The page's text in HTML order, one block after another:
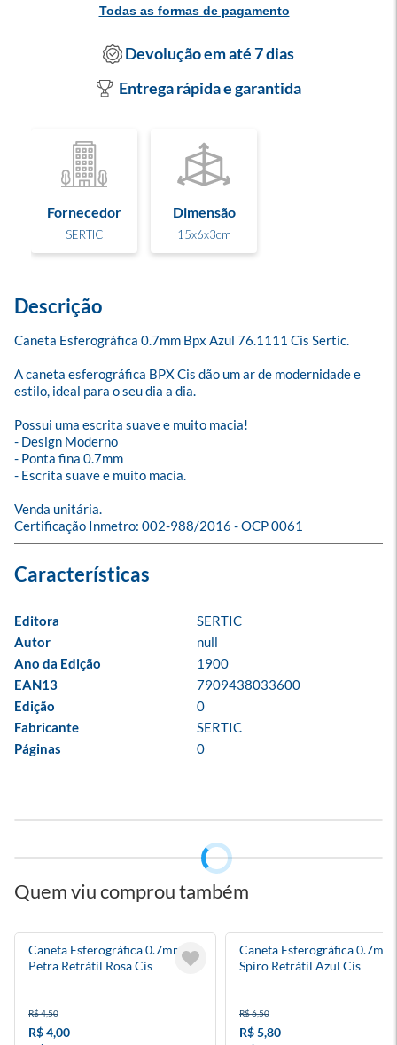
Todas as formas de pagamento
Devolução em até 7 dias
Entrega rápida e garantida
Fornecedor
SERTIC
Dimensão
15x6x3cm
Descrição
Caneta Esferográfica 0.7mm Bpx Azul 76.1111 Cis Sertic.
A caneta esferográfica BPX Cis dão um ar de modernidade e
estilo, ideal para o seu dia a dia.
Possui uma escrita suave e muito macia!
- Design Moderno
- Ponta fina 0.7mm
- Escrita suave e muito macia.
Venda unitária.
Certificação Inmetro: 002-988/2016 - OCP 0061
Editora
SERTIC
Autor
null
Ano da Edição
1900
EAN13
7909438033600
Edição
0
Fabricante
SERTIC
Páginas
0
Quem viu comprou também
Caneta Esferográfica 0.7mm
Petra Retrátil Rosa Cis
R$ 4,50
R$ 4,00
Caneta Esferográfica 0.7mm
Spiro Retrátil Azul Cis
R$ 6,50
R$ 5,80